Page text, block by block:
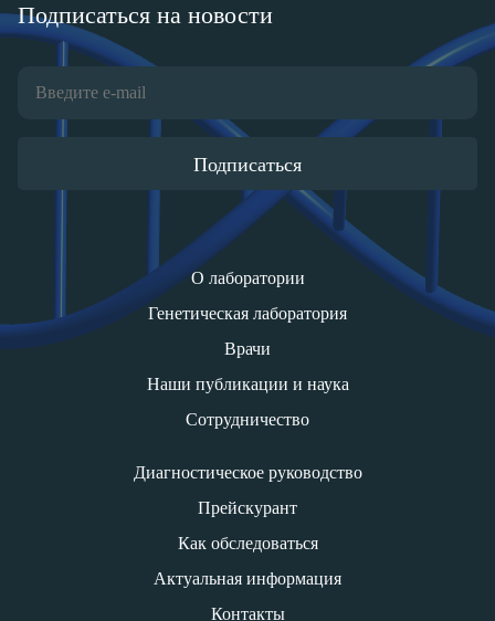
Подписаться на новости
Подписаться
О лаборатории
Генетическая лаборатория
Врачи
Наши публикации и наука
Сотрудничество
Диагностическое руководство
Прейскурант
Как обследоваться
Актуальная информация
Контакты